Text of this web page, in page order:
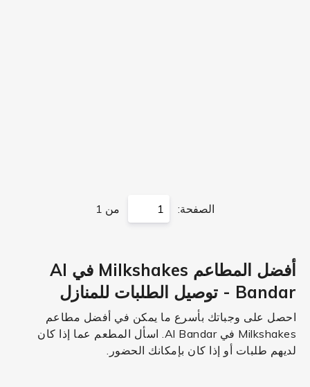
الصفحة: من 1
أفضل المطاعم Milkshakes في Al
Bandar - توصيل الطلبات للمنازل
احصل على وجباتك بأسرع ما يمكن في أفضل مطاعم
Milkshakes في Al Bandar. اسأل المطعم عما إذا كان
لديهم طلبات أو إذا كان بإمكانك الحضور.